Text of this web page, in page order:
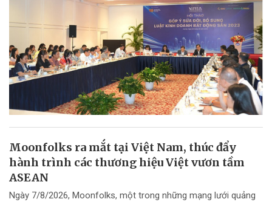
Moonfolks ra mắt tại Việt Nam, thúc đẩy
hành trình các thương hiệu Việt vươn tầm
ASEAN
Ngày 7/8/2026, Moonfolks, một trong những mạng lưới quảng